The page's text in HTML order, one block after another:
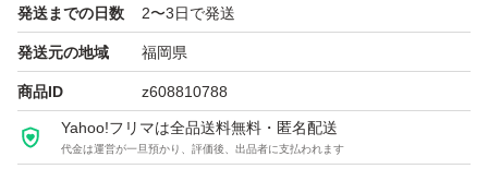
よろしくお願いいたします。
発送までの日数 2〜3日で発送
発送元の地域 福岡県
商品ID z608810788
Yahoo!フリマは全品送料無料・匿名配送
代金は運営が一旦預かり、評価後、出品者に支払われます